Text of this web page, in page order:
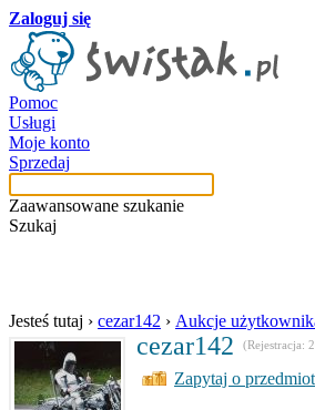
Zaloguj się
Pomoc
Usługi
Moje konto
Sprzedaj
Zaawansowane szukanie
Szukaj
Jesteś tutaj › cezar142 › Aukcje
cezar142 (Rejestracja:
Zapytaj o przedmiot